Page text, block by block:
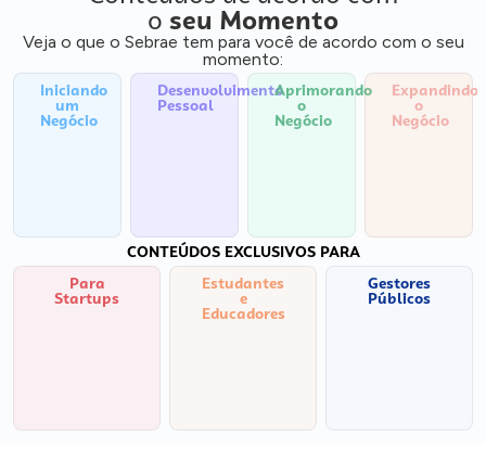
o seu Momento
Veja o que o Sebrae tem para você de acordo com o seu
momento:
Iniciando
um
Negócio
Desenvolvimento
Pessoal
Aprimorando
o
Negócio
Expandindo
o
Negócio
CONTEÚDOS EXCLUSIVOS PARA
Para
Startups
Estudantes
e
Educadores
Gestores
Públicos